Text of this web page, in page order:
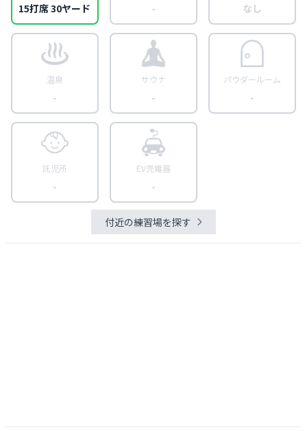
15打席 30ヤード - なし
温泉
-
サウナ
-
パウダールーム
-
託児所
-
EV充電器
-
付近の練習場を探す